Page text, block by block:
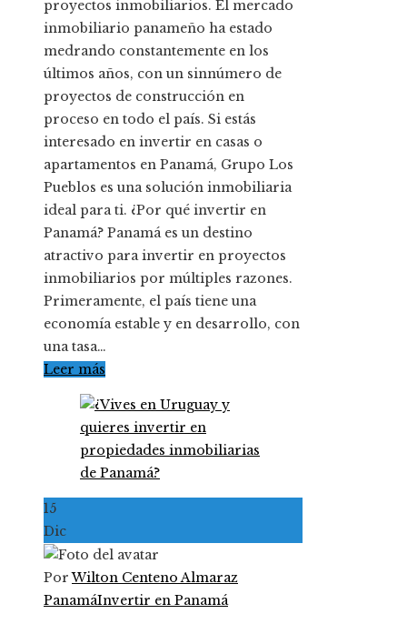
proyectos inmobiliarios. El mercado
inmobiliario panameño ha estado
medrando constantemente en los
últimos años, con un sinnúmero de
proyectos de construcción en
proceso en todo el país. Si estás
interesado en invertir en casas o
apartamentos en Panamá, Grupo Los
Pueblos es una solución inmobiliaria
ideal para ti. ¿Por qué invertir en
Panamá? Panamá es un destino
atractivo para invertir en proyectos
inmobiliarios por múltiples razones.
Primeramente, el país tiene una
economía estable y en desarrollo, con
una tasa…
Leer más
15
Dic
PorWilton Centeno Almaraz
PanamáInvertir en Panamá